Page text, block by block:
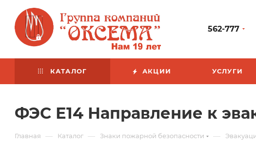
562-777
КАТАЛОГ АКЦИИ УСЛУГИ
ФЭС Е14 Направление к
Главная — Каталог — Знаки пожарной безопасности —